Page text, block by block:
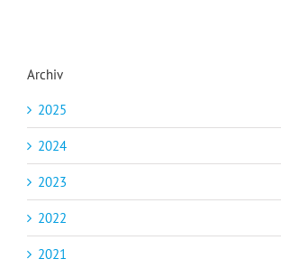
Archiv
2025
2024
2023
2022
2021